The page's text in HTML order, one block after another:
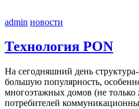
admin новости
Технология PON
На сегодняшний день
большую популярность,
многоэтажных домов (не
потребителей